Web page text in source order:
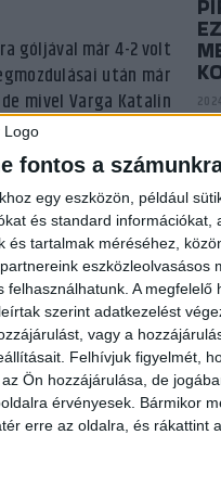
fontos a
egy eszközön, például
és standard információkat,
tartalmak méréséhez,
eszközleolvasásos
A megfelelő
szerint adatkezelést
vagy a
Felhívjuk figyelmét,
Ön hozzájárulása, de
érvényesek. Bármikor
erre az oldalra, és rákattint
góljával már 4-2 volt
után már
mivel Varga Katalin
félidő. A második
percben Kis Réka
sem tettünk Bengi
azt, hogy hova
játékát, a lelátón
hangulatot teremtve!
Nem túlzás:
A hajrában
a falban. Igazi
látva az az juthat